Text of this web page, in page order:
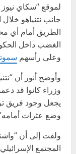
لموقع “سكاي
جانب نتنياهو
الطريق أمام أي
الغضب داخل
وعلى رأسهم
وأوضح أنور أن
وزراء كانوا قد
يجعل وجود فريق
وضع عثرات
ولفت إلى أن
المجتمع